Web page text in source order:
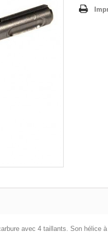
avec 4 taillants. Son